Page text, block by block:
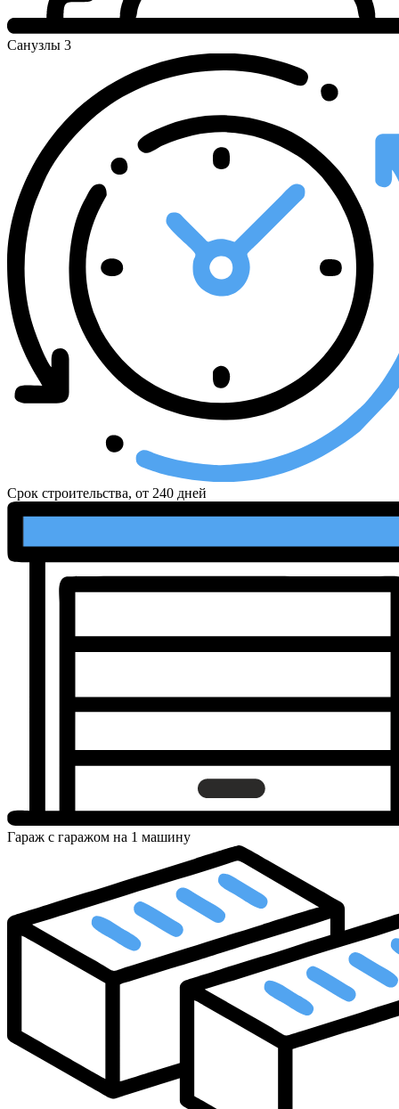
Санузлы 3
Срок строительства, от 240 дней
Гараж с гаражом на 1 машину